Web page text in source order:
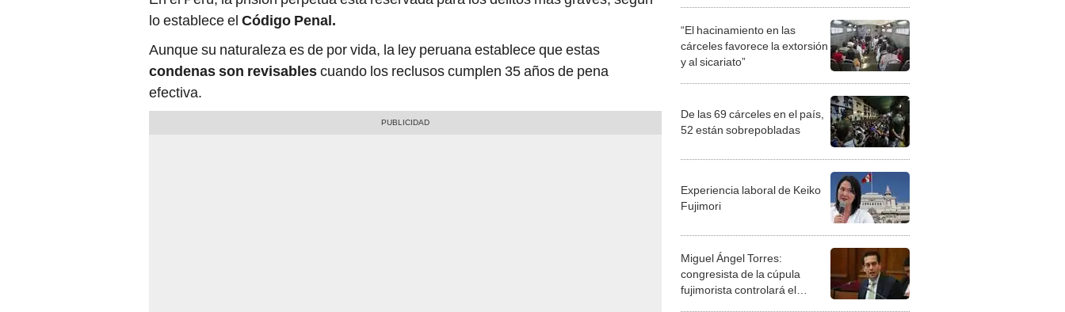
lo establece el Código Penal.
Aunque su naturaleza es de por vida, la ley peruana establece que estas
condenas son revisablescuando los reclusos cumplen 35 años de pena
efectiva.
“El hacinamiento en las
cárceles favorece la extorsión
y al sicariato”
De las 69 cárceles en el país,
52 están sobrepobladas
Experiencia laboral de Keiko
Fujimori
Miguel Ángel Torres:
congresista de la cúpula
fujimorista controlará el